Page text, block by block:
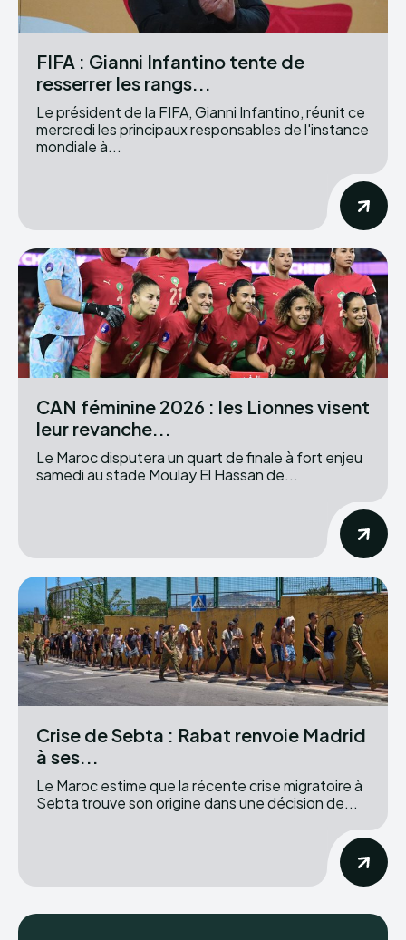
FIFA : Gianni Infantino tente de
resserrer les rangs...
Le président de la FIFA, Gianni Infantino, réunit ce
mercredi les principaux responsables de l'instance
mondiale à...
CAN féminine 2026 : les Lionnes visent
leur revanche...
Le Maroc disputera un quart de finale à fort enjeu
samedi au stade Moulay El Hassan de...
Crise de Sebta : Rabat renvoie Madrid
à ses...
Le Maroc estime que la récente crise migratoire à
Sebta trouve son origine dans une décision de...